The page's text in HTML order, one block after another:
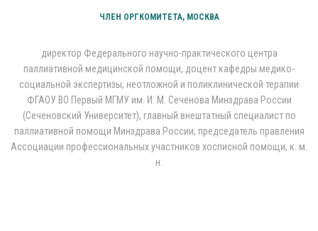
ЧЛЕН ОРГКОМИТЕТА, МОСКВА
директор Федерального научно-практического центра
паллиативной медицинской помощи, доцент кафедры медико-
социальной экспертизы, неотложной и поликлинической терапии
ФГАОУ ВО Первый МГМУ им. И. М. Сеченова Минздрава России
(Сеченовский Университет), главный внештатный специалист по
паллиативной помощи Минздрава России, председатель правления
Ассоциации профессиональных участников хосписной помощи, к. м.
н.